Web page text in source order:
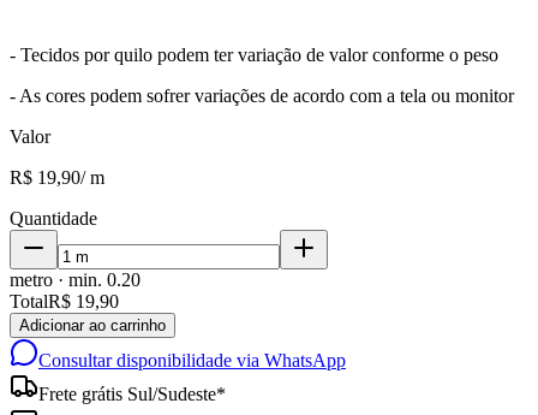
- Tecidos por quilo podem ter variação de valor conforme o peso
- As cores podem sofrer variações de acordo com a tela ou monitor
Valor
R$ 19,90/m
Quantidade
metro · min. 0.20
TotalR$ 19,90
Adicionar ao carrinho
Consultar disponibilidade via WhatsApp
Frete grátis Sul/Sudeste*